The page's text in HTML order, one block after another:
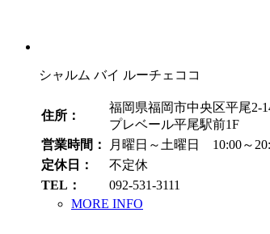
シャルム バイ ルーチェココ
住所：
福岡県福岡市中央区平尾2-
プレベール平尾駅前1F
営業時間：
月曜日～土曜日 10:00～
定休日：
不定休
TEL：
092-531-3111
MORE INFO